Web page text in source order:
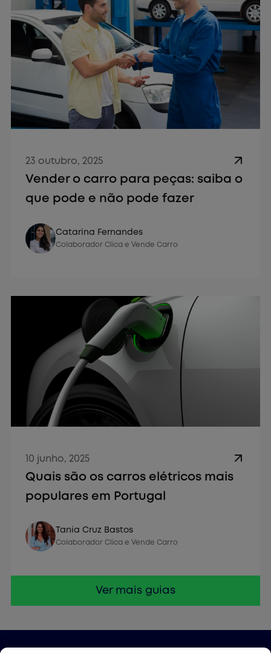
23 outubro, 2025
Vender o carro para peças: saiba o
que pode e não pode fazer
Catarina Fernandes
Colaborador Clica e Vende Carro
10 junho, 2025
Quais são os carros elétricos mais
populares em Portugal
Tania Cruz Bastos
Colaborador Clica e Vende Carro
Ver mais guias